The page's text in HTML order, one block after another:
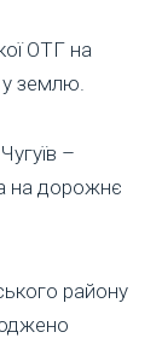
ОТГ на
у землю.
–
на дорожнє
району